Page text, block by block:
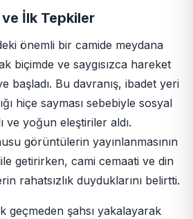
ve İlk Tepkiler
önemli bir camide meydana
biçimde ve saygısızca hareket
başladı. Bu davranış, ibadet yeri
hiçe sayması sebebiyle sosyal
ve yoğun eleştiriler aldı.
görüntülerin yayınlanmasının
getirirken, cami cemaati ve din
rahatsızlık duyduklarını belirtti.
geçmeden şahsı yakalayarak